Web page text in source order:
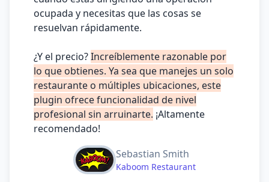
ocupada y necesitas que las cosas se
resuelvan rápidamente.
¿Y el precio?Increíblemente razonable por
lo que obtienes. Ya sea que manejes un solo
restaurante o múltiples ubicaciones, este
plugin ofrece funcionalidad de nivel
profesional sin arruinarte. ¡Altamente
recomendado!
Sebastian Smith
Kaboom Restaurant